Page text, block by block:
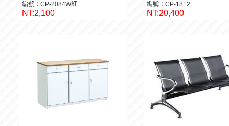
編號：CP-2084W紅
NT:2,100
編號：CP-1812
NT:20,400